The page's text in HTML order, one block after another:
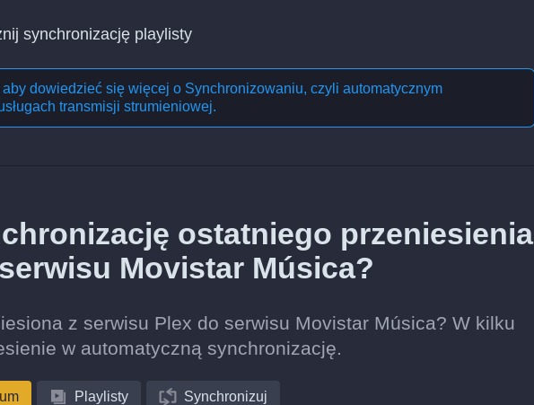
synchronizację playlisty
dowiedzieć się więcej o Synchronizowaniu, czyli automatycznym
transmisji strumieniowej.
ostatniego przeniesienia
Movistar Música?
z serwisu Plex do serwisu Movistar Música? W kilku
w automatyczną synchronizację.
Playlisty Synchronizuj